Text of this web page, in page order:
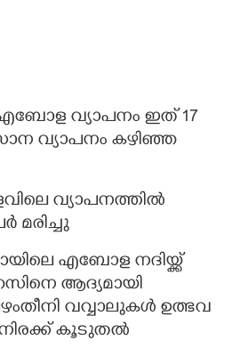
വ്യാപനം ഇത് 17
വ്യാപനം കഴിഞ്ഞ
വ്യാപനത്തിൽ
മരിച്ചു
എബോള നദിയ്ക്ക്
ആദ്യമായി
വവ്വാലുകൾ ഉത്ഭവ
കൂടുതൽ